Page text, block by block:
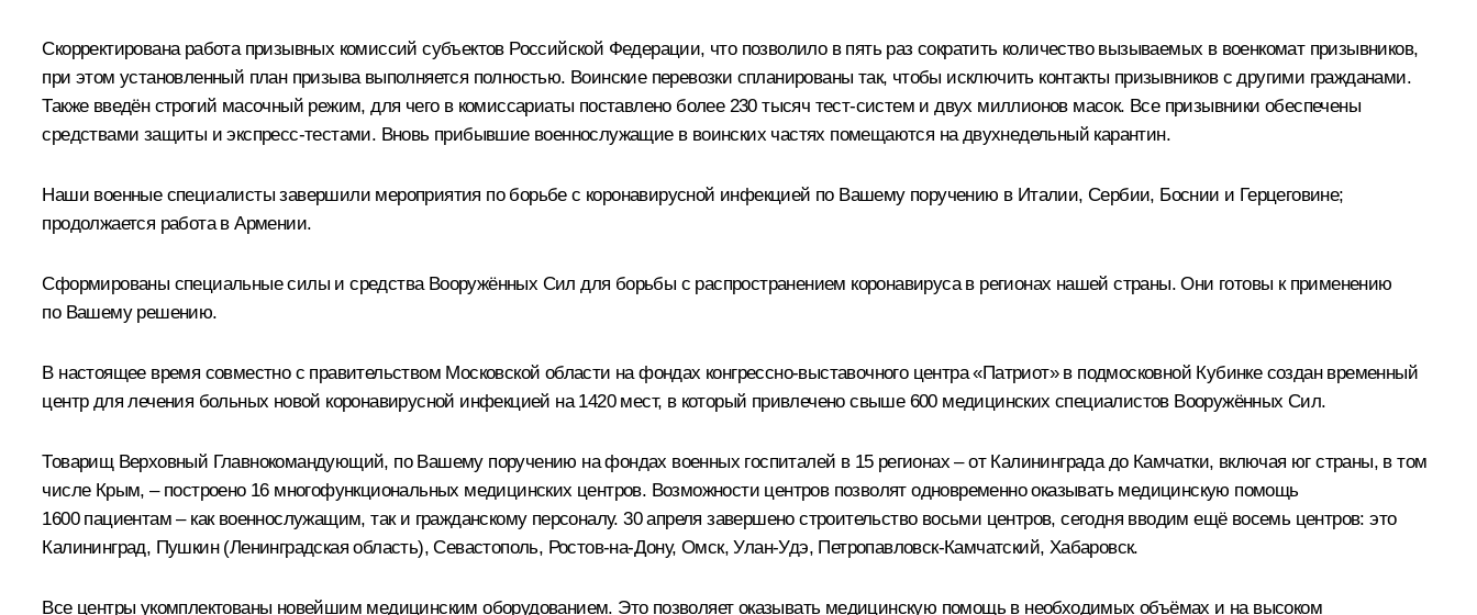
Скорректирована работа призывных комиссий субъектов Российской Федерации, что позволило в пять раз сократить количество вызываемых в военкомат призывников,
при этом установленный план призыва выполняется полностью. Воинские перевозки спланированы так, чтобы исключить контакты призывников с другими гражданами.
Также введён строгий масочный режим, для чего в комиссариаты поставлено более 230 тысяч тест‑систем и двух миллионов масок. Все призывники обеспечены
средствами защиты и экспресс‑тестами. Вновь прибывшие военнослужащие в воинских частях помещаются на двухнедельный карантин.
Наши военные специалисты завершили мероприятия по борьбе с коронавирусной инфекцией по Вашему поручению в Италии, Сербии, Боснии и Герцеговине;
продолжается работа в Армении.
Сформированы специальные силы и средства Вооружённых Сил для борьбы с распространением коронавируса в регионах нашей страны. Они готовы к применению
по Вашему решению.
В настоящее время совместно с правительством Московской области на фондах конгрессно-выставочного центра «Патриот» в подмосковной Кубинке создан временный
центр для лечения больных новой коронавирусной инфекцией на 1420 мест, в который привлечено свыше 600 медицинских специалистов Вооружённых Сил.
Товарищ Верховный Главнокомандующий, по Вашему поручению на фондах военных госпиталей в 15 регионах – от Калининграда до Камчатки, включая юг страны, в том
числе Крым, – построено 16 многофункциональных медицинских центров. Возможности центров позволят одновременно оказывать медицинскую помощь
1600 пациентам – как военнослужащим, так и гражданскому персоналу. 30 апреля завершено строительство восьми центров, сегодня вводим ещё восемь центров: это
Калининград, Пушкин (Ленинградская область), Севастополь, Ростов‑на‑Дону, Омск, Улан‑Удэ, Петропавловск‑Камчатский, Хабаровск.
Все центры укомплектованы новейшим медицинским оборудованием. Это позволяет оказывать медицинскую помощь в необходимых объёмах и на высоком